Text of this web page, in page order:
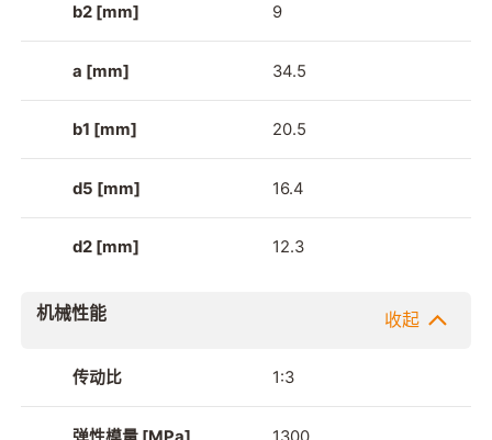
b2 [mm] 9
a [mm] 34.5
b1 [mm] 20.5
d5 [mm] 16.4
d2 [mm] 12.3
机械性能 收起
传动比 1:3